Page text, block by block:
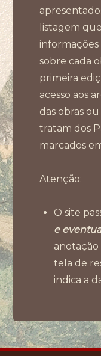
listagem
sobre cada
primeira
acesso aos
das obras
tratam dos
marcados
Atenção:
O site
e
tela de
indica a